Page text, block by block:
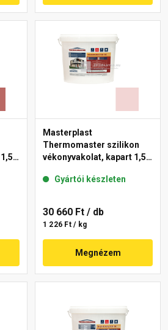
Masterplast
Thermomaster szilikon
vékonyvakolat, kapart 1,5
Gyártói készleten
30 660 Ft / db
1 226 Ft / kg
Megnézem